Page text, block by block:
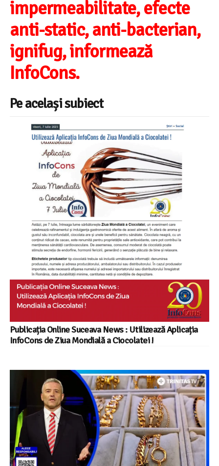
impermeabilitate, efecte
anti-static, anti-bacterian,
ignifug, informează
InfoCons.​
Pe același subiect
Publicația Online Suceava News : Utilizează Aplicația
InfoCons de Ziua Mondială a Ciocolatei !